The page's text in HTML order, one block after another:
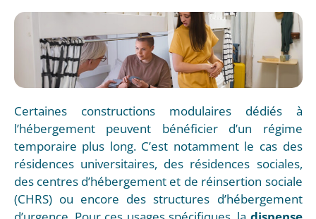
Certaines constructions modulaires dédiés à
l’hébergement peuvent bénéficier d’un régime
temporaire plus long. C’est notamment le cas des
résidences universitaires, des résidences sociales,
des centres d’hébergement et de réinsertion sociale
(CHRS) ou encore des structures d’hébergement